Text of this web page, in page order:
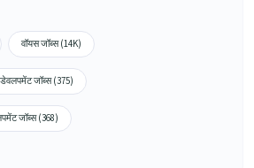
वॉयस जॉब्स (14K)
जॉब्स (375)
जॉब्स (368)